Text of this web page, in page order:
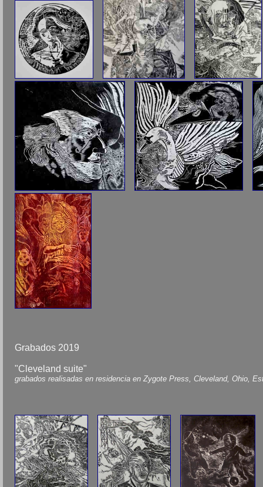
Grabados 2019
"Cleveland suite"
grabados realisadas en residencia en Zygote Press, Cleveland, Ohio,